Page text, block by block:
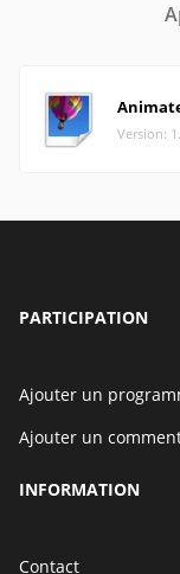
Version:
PARTICIPATION
Ajouter un
Ajouter un
INFORMATION
Contact